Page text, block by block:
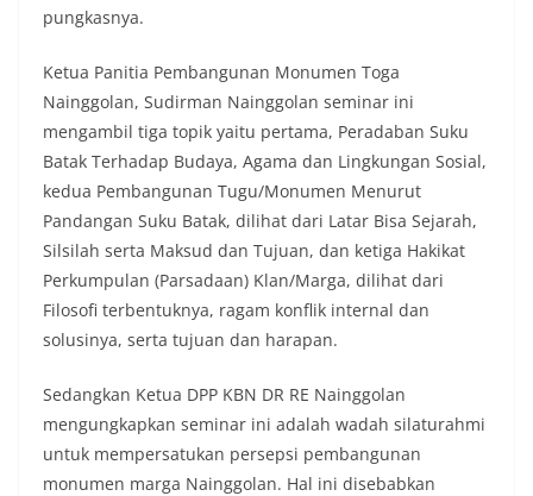
pungkasnya.
Ketua Panitia Pembangunan Monumen Toga
Nainggolan, Sudirman Nainggolan seminar ini
mengambil tiga topik yaitu pertama, Peradaban Suku
Batak Terhadap Budaya, Agama dan Lingkungan Sosial,
kedua Pembangunan Tugu/Monumen Menurut
Pandangan Suku Batak, dilihat dari Latar Bisa Sejarah,
Silsilah serta Maksud dan Tujuan, dan ketiga Hakikat
Perkumpulan (Parsadaan) Klan/Marga, dilihat dari
Filosofi terbentuknya, ragam konflik internal dan
solusinya, serta tujuan dan harapan.
Sedangkan Ketua DPP KBN DR RE Nainggolan
mengungkapkan seminar ini adalah wadah silaturahmi
untuk mempersatukan persepsi pembangunan
monumen marga Nainggolan. Hal ini disebabkan